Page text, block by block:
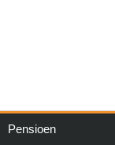
Pensioen